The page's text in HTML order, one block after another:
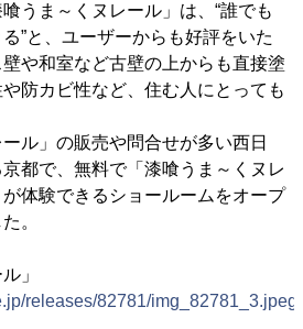
うま～くヌレール」は、“誰でも
”と、ユーザーからも好評をいた
や和室など古壁の上からも直接塗
防カビ性など、住む人にとっても
ル」の販売や問合せが多い西日
都で、無料で「漆喰うま～くヌレ
体験できるショールームをオープ
。
」
releases/82781/img_82781_3.jpeg